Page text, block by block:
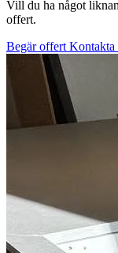
Vill du ha något
offert.
Begär offert Kontakta